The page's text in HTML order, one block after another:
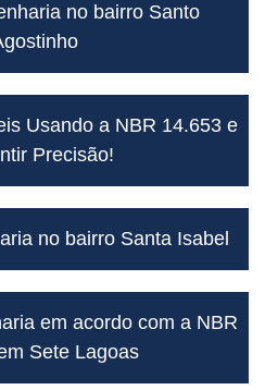
no bairro Santo
Usando a NBR 14.653 e
Precisão!
no bairro Santa Isabel
em acordo com a NBR
Sete Lagoas